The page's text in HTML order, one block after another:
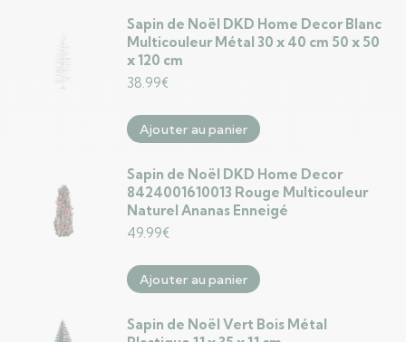
Sapin de Noël DKD Home Decor Blanc
Multicouleur Métal 30 x 40 cm 50 x 50
x 120 cm
38.99€
Ajouter au panier
Sapin de Noël DKD Home Decor
8424001610013 Rouge Multicouleur
Naturel Ananas Enneigé
49.99€
Ajouter au panier
Sapin de Noël Vert Bois Métal